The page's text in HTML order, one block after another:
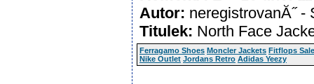
Autor: neregistrovanĂ˝
Titulek: North Face
Ferragamo Shoes Moncler Jackets Fitflops
Nike Outlet Jordans Retro Adidas Yeezy